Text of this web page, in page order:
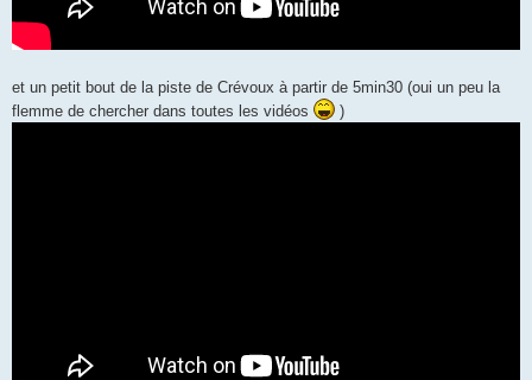
et un petit bout de la piste de Crévoux à partir de 5min30 (oui un peu la
flemme de chercher dans toutes les vidéos
)